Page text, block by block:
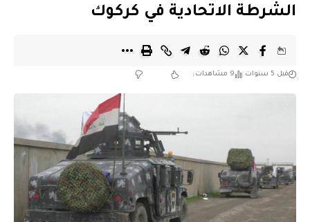
الشرطة الاتحادية في كركوك
قبل 5 سنوات 9 مشاهدات